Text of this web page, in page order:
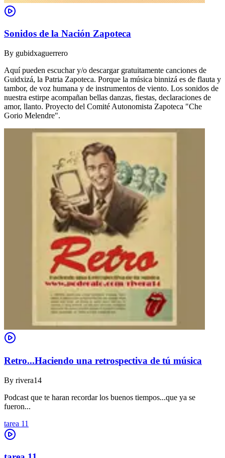
Sonidos de la Nación Zapoteca
By gubidxaguerrero
Aquí pueden escuchar y/o descargar gratuitamente canciones de
Guidxizá, la Patria Zapoteca. Porque la música binnizá es de flauta y
tambor, de voz humana y de instrumentos de viento. Los sonidos de
nuestra estirpe acompañan bellas danzas, fiestas, declaraciones de
amor, llanto. Proyecto del Comité Autonomista Zapoteca "Che
Gorio Melendre".
Retro...Haciendo una retrospectiva de tú música
By rivera14
Podcast que te haran recordar los buenos tiempos...que ya se
fueron...
tarea 11